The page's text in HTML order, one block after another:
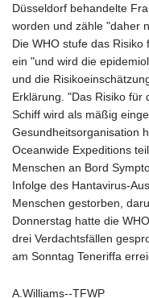
Düsseldorf behandelte
worden und zähle "daher
Die WHO stufe das
ein "und wird die
und die
Erklärung. "Das Risiko für
Schiff wird als mäßig
Gesundheitsorganisation
Oceanwide Expeditions
Menschen an Bord
Infolge des Hantavirus-
Menschen gestorben,
Donnerstag hatte die
drei Verdachtsfällen
am Sonntag Teneriffa
A.Williams--TFWP